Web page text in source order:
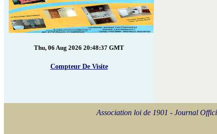
Thu, 06 Aug 2026 20:48:37 GMT
Compteur De Visite
Association loi de 1901 - Journal